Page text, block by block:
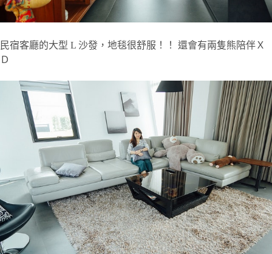
民宿客廳的大型 L 沙發，地毯很舒服！！ 還會有兩隻熊陪伴Ｘ
Ｄ